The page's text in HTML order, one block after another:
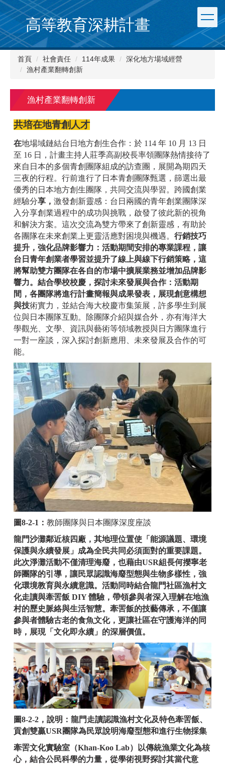
跳
到
主
要
內
高等教育深耕計畫
首頁 社會責任 114年成果
深化地方場域經營
漁村產業翻轉創新
漁村產業翻轉創新
共培在地青創人才
在地場域鏈結台日地方創生合作：於 114 年 10 月 13 日
至 16 日，計畫主持人莊季高副校長率領團隊熱情接待了
來自日本的多個青創團隊組成的訪查團，展開為期四天
三夜的行程。行前進行了日本青創團隊甄選，篩選出最
優秀的日本地方創生團隊，共同交流與學習。 跨國創業
經驗分享， 激發創新靈感：台日兩國的青年創業團隊深
入分享創業過程中的成功與挑戰，啟發了彼此新的視角
和解決方案。這次交流為雙方帶來了創新靈感，有助於
各團隊在未來創業上更靈活應對困境與機遇。 行銷技巧
提升，強化品牌影響力 ：活動期間安排的專業課程，讓
台日青年創業者學習並提升了線上與線下行銷策略，這
將幫助雙方團隊在各自的市場中擴展業務並增加品牌影
響力。 結合學校校慶，探討未來發展與合作：活動期
間，各團 隊將進行計畫簡報與成果發表，展現創意構想
與技術實力，並結合海大校慶市集策展，許多學生到展
位與日本團隊互動。除團隊介紹與媒合外，亦有海洋大
學觀光、文學、資訊與藝術等領域教授與日方團隊進行
一對一座談，深入探討創新應用、未來發展及合作的可
能。
圖8-2-1： 教師團隊與日本團隊深度座談
龍門沙灘鄰近核四廠，其地理位置使「能源議題、環境
保護與永續發展」成為全民共同必須面對的重要課題。
此次淨灘活動不僅清理海廢，也藉由USR組長何攖寧老
師團隊的引導，讓民眾認識海廢型態與生物多樣性，強
化環境教育與永續意識。活動同時結合龍門社區漁村文
化走讀與牽罟飯 DIY 體驗，帶領參與者深入理解在地漁
村的歷史脈絡與生活智慧。牽罟飯的技藝傳承，不僅讓
參與者體驗古老的食魚文化，更讓社區在守護海洋的同
時，展現「文化即永續」的深層價值。
圖8-2-2，說明：龍門走讀認識漁村文化及特色牽罟飯、
貢創雙贏USR團隊為民眾說明海廢型態和進行生物採集
牽罟文化實驗室（Khan-Koo Lab）以傳統漁業文化為核
心，結合公民科學的力量，從學術視野探討其當代意